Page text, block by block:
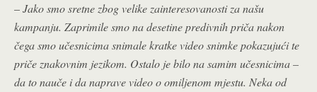
–Jako smo sretne zbog velike zainteresovanosti za našu
kampanju. Zaprimile smo na desetine predivnih priča nakon
čega smo učesnicima snimale kratke video snimke pokazujući te
priče znakovnim jezikom. Ostalo je bilo na samim učesnicima –
da to nauče i da naprave video o omiljenom mjestu. Neka od